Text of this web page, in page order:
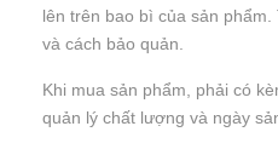
lên trên bao bì của sản
và cách bảo quản.
Khi mua sản phẩm, phải có
quản lý chất lượng và ngày